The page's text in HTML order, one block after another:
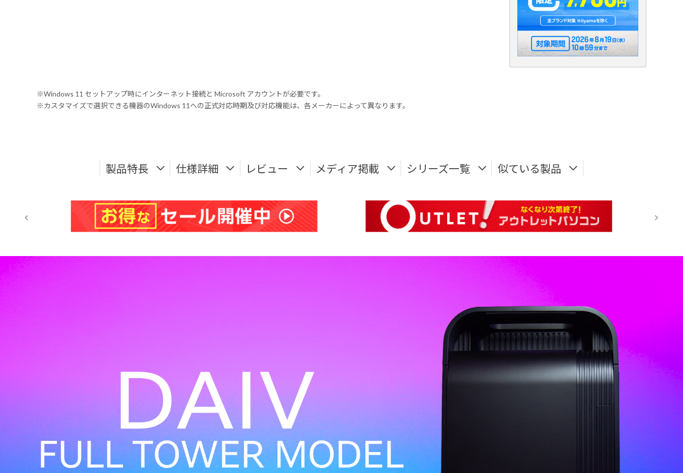
※Windows 11 セットアップ時にインターネット接続と Microsoft アカウントが必要です。
※カスタマイズで選択できる機器のWindows 11への正式対応時期及び対応機能は、各メーカーによって異なります。
製品特長 仕様詳細 レビュー メディア掲載 シリーズ一覧 似ている製品